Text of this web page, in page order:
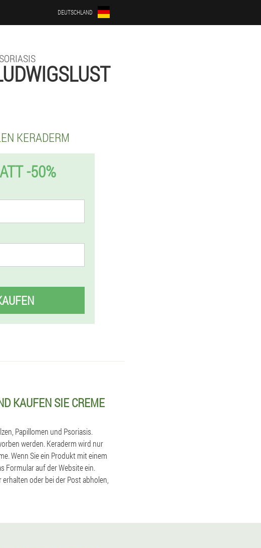
DEUTSCHLAND
KERADERM
-50%
KAUFEN SIE CREME
Papillomen und Psoriasis.
werden. Keraderm wird nur
Wenn Sie ein Produkt mit einem
Formular auf der Website ein.
oder bei der Post abholen,